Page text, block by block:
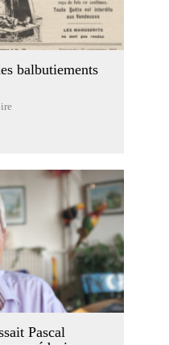
balbutiements
Pascal